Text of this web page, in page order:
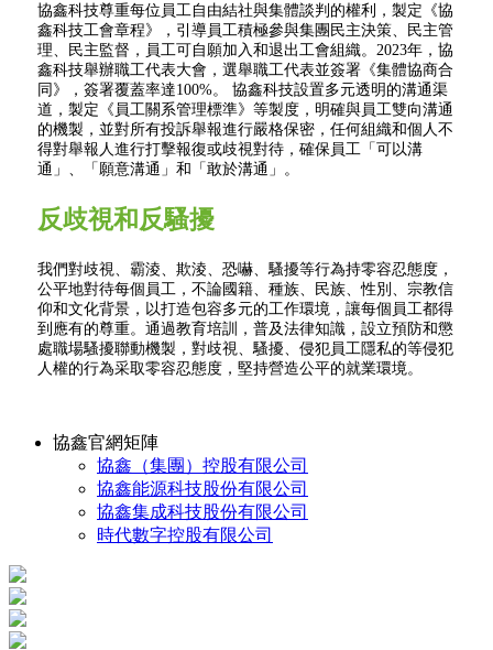
協鑫科技尊重每位員工自由結社與集體談判的權利，製定《協
鑫科技工會章程》，引導員工積極參與集團民主決策、民主管
理、民主監督，員工可自願加入和退出工會組織。2023年，協
鑫科技舉辦職工代表大會，選舉職工代表並簽署《集體協商合
同》，簽署覆蓋率達100%。 協鑫科技設置多元透明的溝通渠
道，製定《員工關系管理標準》等製度，明確與員工雙向溝通
的機製，並對所有投訴舉報進行嚴格保密，任何組織和個人不
得對舉報人進行打擊報復或歧視對待，確保員工「可以溝
通」、「願意溝通」和「敢於溝通」。
反歧視和反騷擾
我們對歧視、霸淩、欺淩、恐嚇、騷擾等行為持零容忍態度，
公平地對待每個員工，不論國籍、種族、民族、性別、宗教信
仰和文化背景，以打造包容多元的工作環境，讓每個員工都得
到應有的尊重。通過教育培訓，普及法律知識，設立預防和懲
處職場騷擾聯動機製，對歧視、騷擾、侵犯員工隱私的等侵犯
人權的行為采取零容忍態度，堅持營造公平的就業環境。
協鑫官網矩陣
協鑫（集團）控股有限公司
協鑫能源科技股份有限公司
協鑫集成科技股份有限公司
時代數字控股有限公司